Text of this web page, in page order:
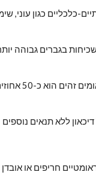
ללא תנאים נוספים
חריפים או